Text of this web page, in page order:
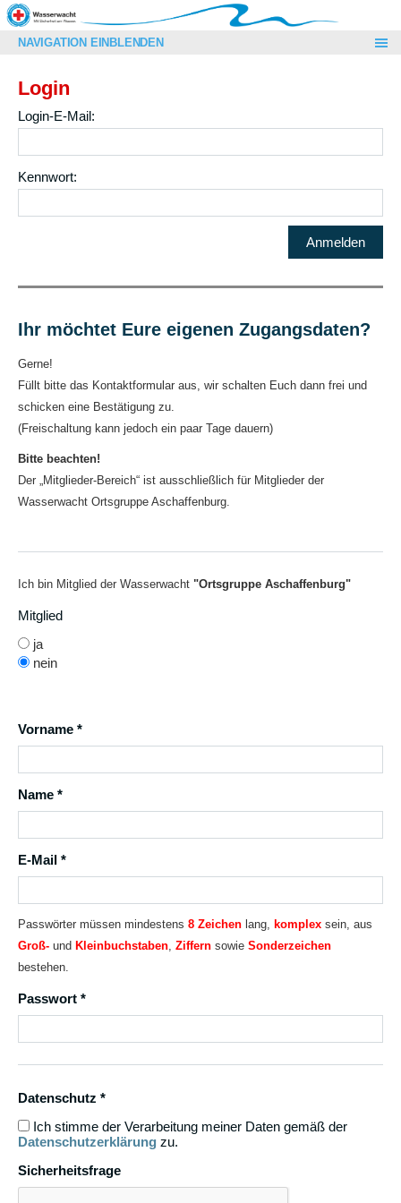
NAVIGATION EINBLENDEN
Login
Login-E-Mail:
Kennwort:
Ihr möchtet Eure eigenen Zugangsdaten?
Gerne!
Füllt bitte das Kontaktformular aus, wir schalten Euch dann frei und
schicken eine Bestätigung zu.
(Freischaltung kann jedoch ein paar Tage dauern)
Bitte beachten!
Der „Mitglieder-Bereich“ ist ausschließlich für Mitglieder der
Wasserwacht Ortsgruppe Aschaffenburg.
Ich bin Mitglied der Wasserwacht "Ortsgruppe Aschaffenburg"
Mitglied
ja
nein
Vorname *
Name *
E-Mail *
Passwörter müssen mindestens 8 Zeichen lang, komplex sein, aus
Groß- und Kleinbuchstaben, Ziffern sowie Sonderzeichen
bestehen.
Passwort *
Datenschutz *
Ich stimme der Verarbeitung meiner Daten gemäß der
Datenschutzerklärung zu.
Sicherheitsfrage